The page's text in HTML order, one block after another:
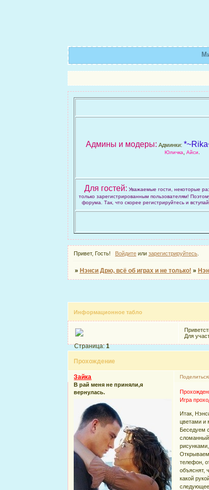
Админы и модеры: Админки:
Юличка Айси
Для гостей: Уважаемые гости, некоторые
только зарегистрированным пользователям!
форума. Так, что скорее регистрируйтесь и
Привет, Гость! Войдитеили зарегистрируйтесь.
» Нэнси Дрю, всё об играх и не только! »
Информационное табло
Для
Прохождение
Страница:1
Поделиться
Зайка
В рай меня не приняли,я
вернулась.
Игра
Итак,
цветами и
Беседуем
сломанный
телефон,
объяснят,
какой